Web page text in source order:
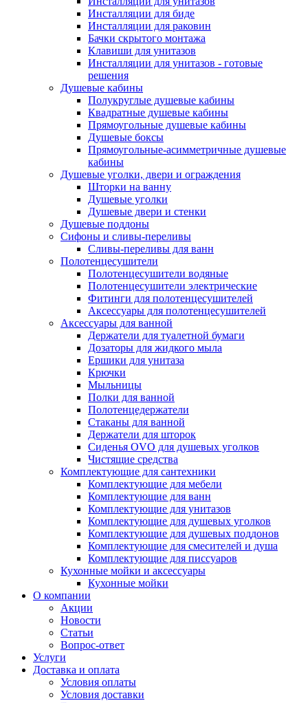
Инсталляции для биде
Инсталляции для раковин
Бачки скрытого монтажа
Клавиши для унитазов
Инсталляции для унитазов - готовые
решения
Душевые кабины
Полукруглые душевые кабины
Квадратные душевые кабины
Прямоугольные душевые кабины
Душевые боксы
Прямоугольные-асимметричные душевые
кабины
Душевые уголки, двери и ограждения
Шторки на ванну
Душевые уголки
Душевые двери и стенки
Душевые поддоны
Сифоны и сливы-переливы
Сливы-переливы для ванн
Полотенцесушители
Полотенцесушители водяные
Полотенцесушители электрические
Фитинги для полотенцесушителей
Аксессуары для полотенцесушителей
Аксессуары для ванной
Держатели для туалетной бумаги
Дозаторы для жидкого мыла
Ершики для унитаза
Крючки
Мыльницы
Полки для ванной
Полотенцедержатели
Стаканы для ванной
Держатели для шторок
Сиденья OVO для душевых уголков
Чистящие средства
Комплектующие для сантехники
Комплектующие для мебели
Комплектующие для ванн
Комплектующие для унитазов
Комплектующие для душевых уголков
Комплектующие для душевых поддонов
Комплектующие для смесителей и душа
Комплектующие для писсуаров
Кухонные мойки и аксессуары
Кухонные мойки
О компании
Акции
Новости
Статьи
Вопрос-ответ
Услуги
Доставка и оплата
Условия оплаты
Условия доставки